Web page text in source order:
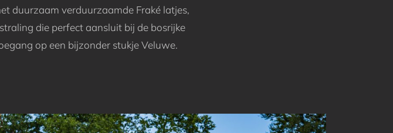
duurzaam verduurzaamde Fraké latjes,
die perfect aansluit bij de bosrijke
op een bijzonder stukje Veluwe.